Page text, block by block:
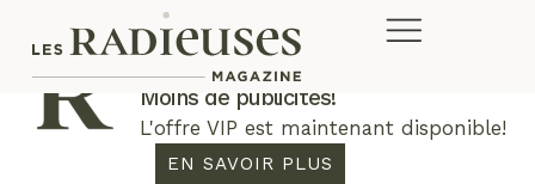
Plus de concours. Plus de rabais.
Moins de publicités!
L'offre VIP est maintenant disponible!
EN SAVOIR PLUS